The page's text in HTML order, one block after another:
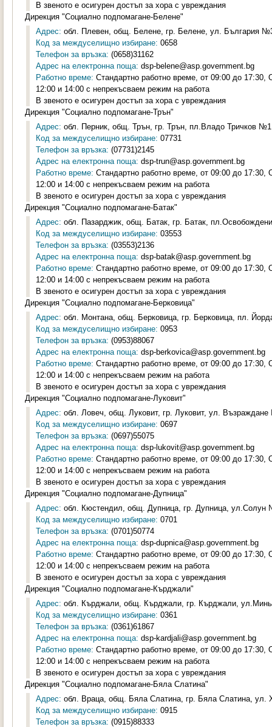
В звеното е осигурен достъп за хора с увреждания
Дирекция "Социално подпомагане-Белене"
Адрес: обл. Плевен, общ. Белене, гр. Белене, ул. България
Код за междуселищно избиране: 0658
Телефон за връзка: (0658)31162
Адрес на електронна поща: dsp-belene@asp.government.bg
Работно време: Стандартно работно време, от 09:00 до
12:00 и 14:00 с непрекъсваем режим на работа
В звеното е осигурен достъп за хора с увреждания
Дирекция "Социално подпомагане-Трън"
Адрес: обл. Перник, общ. Трън, гр. Трън, пл.Владо Тричков
Код за междуселищно избиране: 07731
Телефон за връзка: (07731)2145
Адрес на електронна поща: dsp-trun@asp.government.bg
Работно време: Стандартно работно време, от 09:00 до
12:00 и 14:00 с непрекъсваем режим на работа
В звеното е осигурен достъп за хора с увреждания
Дирекция "Социално подпомагане-Батак"
Адрес: обл. Пазарджик, общ. Батак, гр. Батак,
Код за междуселищно избиране: 03553
Телефон за връзка: (03553)2136
Адрес на електронна поща: dsp-batak@asp.government.bg
Работно време: Стандартно работно време, от 09:00 до
12:00 и 14:00 с непрекъсваем режим на работа
В звеното е осигурен достъп за хора с увреждания
Дирекция "Социално подпомагане-Берковица"
Адрес: обл. Монтана, общ. Берковица, гр. Берковица, пл.
Код за междуселищно избиране: 0953
Телефон за връзка: (0953)88067
Адрес на електронна поща: dsp-berkovica@asp.government.bg
Работно време: Стандартно работно време, от 09:00 до
12:00 и 14:00 с непрекъсваем режим на работа
В звеното е осигурен достъп за хора с увреждания
Дирекция "Социално подпомагане-Луковит"
Адрес: обл. Ловеч, общ. Луковит, гр. Луковит, ул.
Код за междуселищно избиране: 0697
Телефон за връзка: (0697)55075
Адрес на електронна поща: dsp-lukovit@asp.government.bg
Работно време: Стандартно работно време, от 09:00 до
12:00 и 14:00 с непрекъсваем режим на работа
В звеното е осигурен достъп за хора с увреждания
Дирекция "Социално подпомагане-Дупница"
Адрес: обл. Кюстендил, общ. Дупница, гр. Дупница, ул.Солун
Код за междуселищно избиране: 0701
Телефон за връзка: (0701)50774
Адрес на електронна поща: dsp-dupnica@asp.government.bg
Работно време: Стандартно работно време, от 09:00 до
12:00 и 14:00 с непрекъсваем режим на работа
В звеното е осигурен достъп за хора с увреждания
Дирекция "Социално подпомагане-Кърджали"
Адрес: обл. Кърджали, общ. Кърджали, гр. Кърджали,
Код за междуселищно избиране: 0361
Телефон за връзка: (0361)61867
Адрес на електронна поща: dsp-kardjali@asp.government.bg
Работно време: Стандартно работно време, от 09:00 до
12:00 и 14:00 с непрекъсваем режим на работа
В звеното е осигурен достъп за хора с увреждания
Дирекция "Социално подпомагане-Бяла Слатина"
Адрес: обл. Враца, общ. Бяла Слатина, гр. Бяла Слатина,
Код за междуселищно избиране: 0915
Телефон за връзка: (0915)88333